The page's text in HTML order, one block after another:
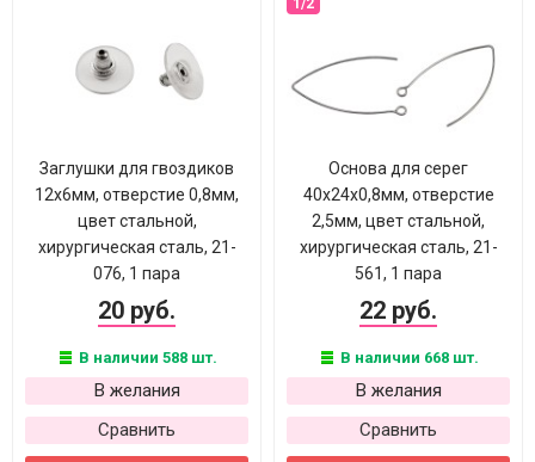
Заглушки для гвоздиков
12х6мм, отверстие 0,8мм,
цвет стальной,
хирургическая сталь, 21-
076, 1 пара
20 руб.
В наличии 588 шт.
В желания
Сравнить
Основа для серег
40х24х0,8мм, отверстие
2,5мм, цвет стальной,
хирургическая сталь, 21-
561, 1 пара
22 руб.
В наличии 668 шт.
В желания
Сравнить